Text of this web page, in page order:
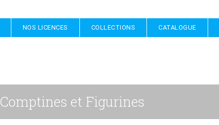
NOS LICENCES COLLECTIONS CATALOGUE
Comptines et Figurines